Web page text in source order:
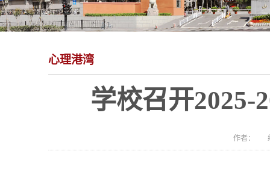
心理港湾
学校召开2025-
作者：